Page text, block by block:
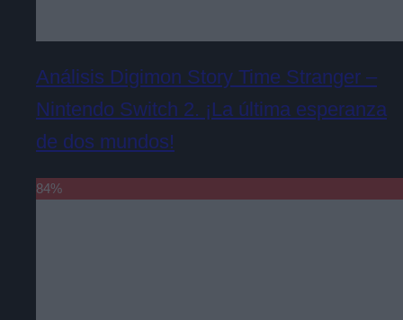
Análisis Digimon Story Time Stranger –
Nintendo Switch 2. ¡La última esperanza
de dos mundos!
84%